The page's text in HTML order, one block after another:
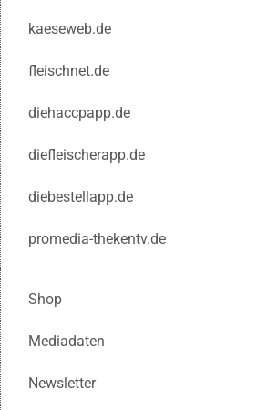
kaeseweb.de
fleischnet.de
diehaccpapp.de
diefleischerapp.de
diebestellapp.de
promedia-thekentv.de
Shop
Mediadaten
Newsletter